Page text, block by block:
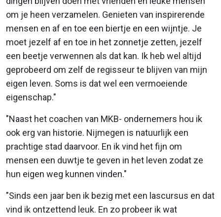
om je heen verzamelen. Genieten van inspirerende
mensen en af en toe een biertje en een wijntje. Je
moet jezelf af en toe in het zonnetje zetten, jezelf
een beetje verwennen als dat kan. Ik heb wel altijd
geprobeerd om zelf de regisseur te blijven van mijn
eigen leven. Soms is dat wel een vermoeiende
eigenschap."
"Naast het coachen van MKB- ondernemers hou ik
ook erg van historie. Nijmegen is natuurlijk een
prachtige stad daarvoor. En ik vind het fijn om
mensen een duwtje te geven in het leven zodat ze
hun eigen weg kunnen vinden."
"Sinds een jaar ben ik bezig met een lascursus en dat
vind ik ontzettend leuk. En zo probeer ik wat